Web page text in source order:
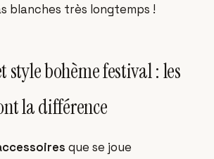
blanches très longtemps !
style bohème festival : les
la différence
que se joue